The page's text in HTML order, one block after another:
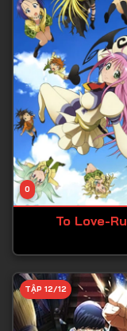
0
To Love-Ru
TẬP 12/12